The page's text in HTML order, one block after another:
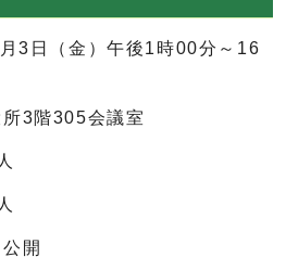
3日（金）午後1時00分～16
3階305会議室
開